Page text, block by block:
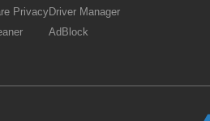
PrivacyDriver Manager
AdBlock